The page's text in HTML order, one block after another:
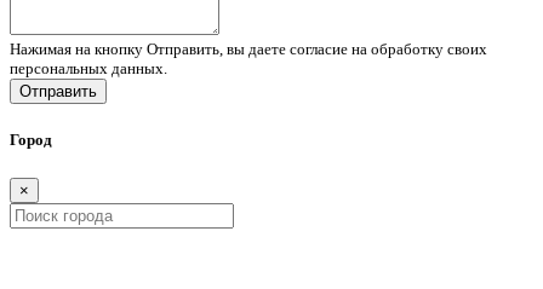
Нажимая на кнопку Отправить, вы даете согласие на обработку своих
персональных данных.
Отправить
Город
×